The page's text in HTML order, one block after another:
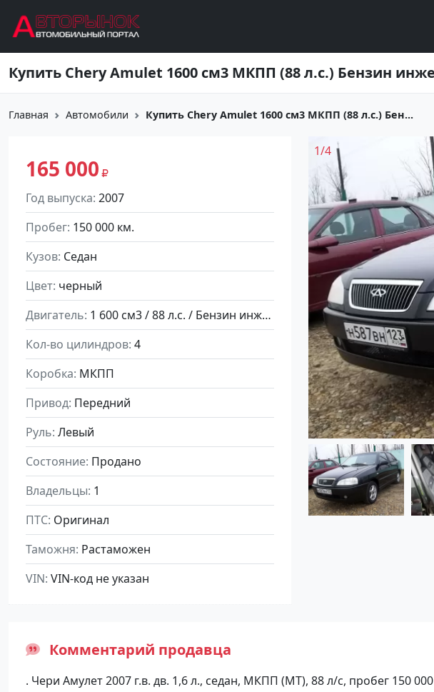
Главная Автомобили Купить Chery Amulet 1600 см3 МКПП (88 л.с.) Бен...
165 000
Год выпуска 2007
Пробег 150 000 км.
Кузов Седан
Цвет черный
Двигатель
1 600 см3 / 88 л.с. / Бензин инжектор
Кол-во цилиндров 4
Коробка МКПП
Привод Передний
Руль Левый
Состояние Продано
Владельцы 1
ПТС Оригинал
Таможня Растаможен
VIN VIN-код не указан
1/4
Комментарий продавца
. Чери Амулет 2007 г.в. дв. 1,6 л., седан, МКПП (МТ), 88 л/с, пробег 150